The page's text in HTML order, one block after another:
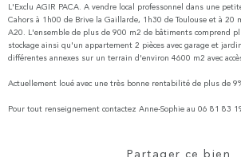
L'Exclu AGIR PACA. A vendre local professonnel dans une
Cahors à 1h00 de Brive la Gaillarde, 1h30 de Toulouse et à
A20. L'ensemble de plus de 900 m2 de bâtiments comprend
stockage ainsi qu'un appartement 2 pièces avec garage et
différentes annexes sur un terrain d'environ 4600 m2 avec
Actuellement loué avec une très bonne rentabilité de plus de
Pour tout renseignement contactez Anne-Sophie au 06 81 83
Partager ce bien